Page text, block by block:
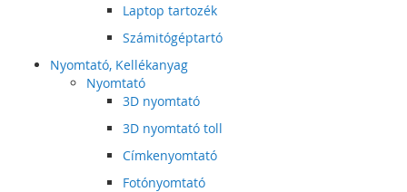
Laptop tartozék
Számitógéptartó
Nyomtató, Kellékanyag
Nyomtató
3D nyomtató
3D nyomtató toll
Címkenyomtató
Fotónyomtató